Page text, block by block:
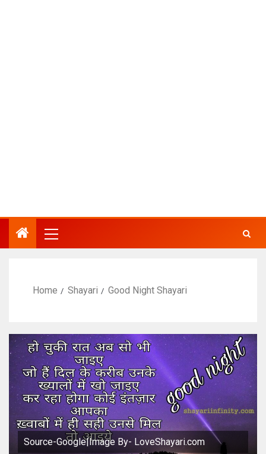
Home Shayari Good Night Shayari
Source-Google|Image By- LoveShayari.com